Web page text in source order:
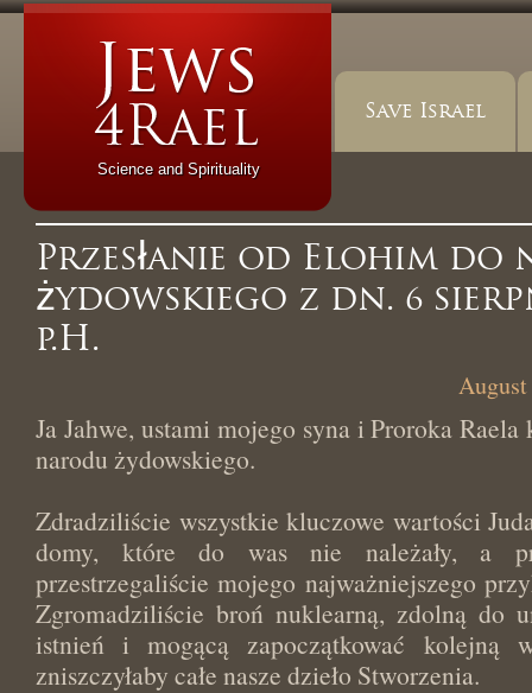
Science and Spirituality
Save Israel
Przesłanie od Elohim do
żydowskiego z dn. 6
p.H.
Ja Jahwe, ustami mojego syna i Proroka Raela
narodu żydowskiego.
Zdradziliście wszystkie kluczowe wartości
domy, które do was nie należały, a
przestrzegaliście mojego najważniejszego
Zgromadziliście broń nuklearną, zdolną do
istnień i mogącą zapoczątkować kolejną
zniszczyłaby całe nasze dzieło Stworzenia.